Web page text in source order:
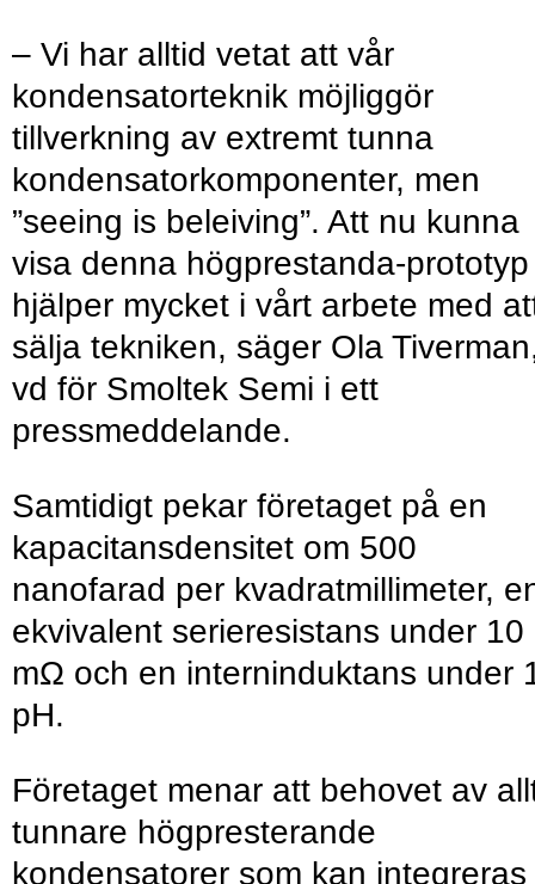
– Vi har alltid vetat att vår
kondensatorteknik möjliggör
tillverkning av extremt tunna
kondensatorkomponenter, men
”seeing is beleiving”. Att nu kunna
visa denna högprestanda-prototyp
hjälper mycket i vårt arbete med
sälja tekniken, säger Ola
vd för Smoltek Semi i ett
pressmeddelande.
Samtidigt pekar företaget på en
kapacitansdensitet om 500
nanofarad per kvadratmillimeter,
ekvivalent serieresistans under 10
mΩ och en interninduktans under
pH.
Företaget menar att behovet av
tunnare högpresterande
kondensatorer som kan integreras